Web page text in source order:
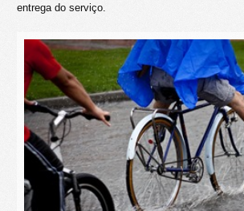
entrega do serviço.